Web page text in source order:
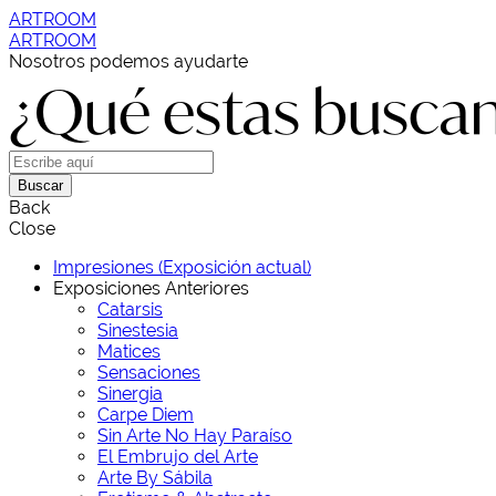
ARTROOM
ARTROOM
Nosotros podemos ayudarte
¿Qué estas
Buscar
Back
Close
Impresiones (Exposición actual)
Exposiciones Anteriores
Catarsis
Sinestesia
Matices
Sensaciones
Sinergia
Carpe Diem
Sin Arte No Hay Paraíso
El Embrujo del Arte
Arte By Sábila